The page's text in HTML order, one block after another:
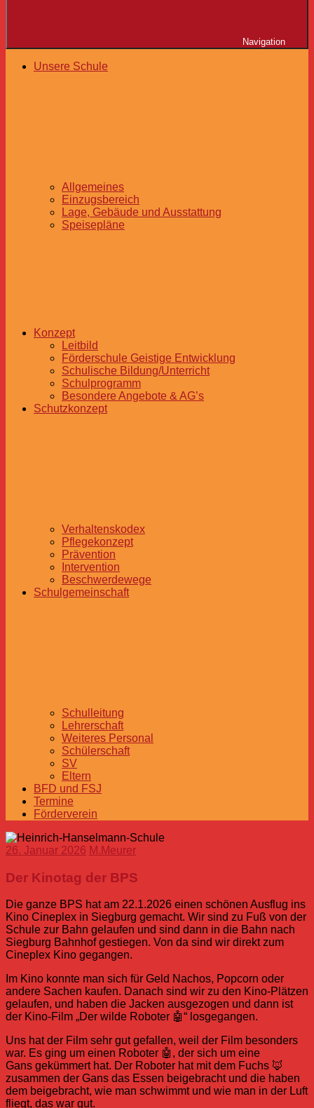
Navigation
Unsere Schule
Allgemeines
Einzugsbereich
Lage, Gebäude und Ausstattung
Speisepläne
Konzept
Leitbild
Förderschule Geistige Entwicklung
Schulische Bildung/Unterricht
Schulprogramm
Besondere Angebote & AG’s
Schutzkonzept
Verhaltenskodex
Pflegekonzept
Prävention
Intervention
Beschwerdewege
Schulgemeinschaft
Schulleitung
Lehrerschaft
Weiteres Personal
Schülerschaft
SV
Eltern
BFD und FSJ
Termine
Förderverein
26. Januar 2026 M.Meurer
Der Kinotag der BPS
Die ganze BPS hat am 22.1.2026 einen schönen Ausflug ins
Kino Cineplex in Siegburg gemacht. Wir sind zu Fuß von der
Schule zur Bahn gelaufen und sind dann in die Bahn nach
Siegburg Bahnhof gestiegen. Von da sind wir direkt zum
Cineplex Kino gegangen.
Im Kino konnte man sich für Geld Nachos, Popcorn oder
andere Sachen kaufen. Danach sind wir zu den Kino-Plätzen
gelaufen, und haben die Jacken ausgezogen und dann ist
der Kino-Film „Der wilde Roboter 🤖“ losgegangen.
Uns hat der Film sehr gut gefallen, weil der Film besonders
war. Es ging um einen Roboter 🤖, der sich um eine
Gans gekümmert hat. Der Roboter hat mit dem Fuchs 🦊
zusammen der Gans das Essen beigebracht und die haben
dem beigebracht, wie man schwimmt und wie man in der Luft
fliegt, das war gut.